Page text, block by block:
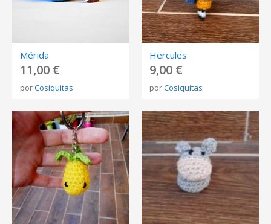
Mérida
11,00 €
porCosiquitas
Hercules
9,00 €
porCosiquitas